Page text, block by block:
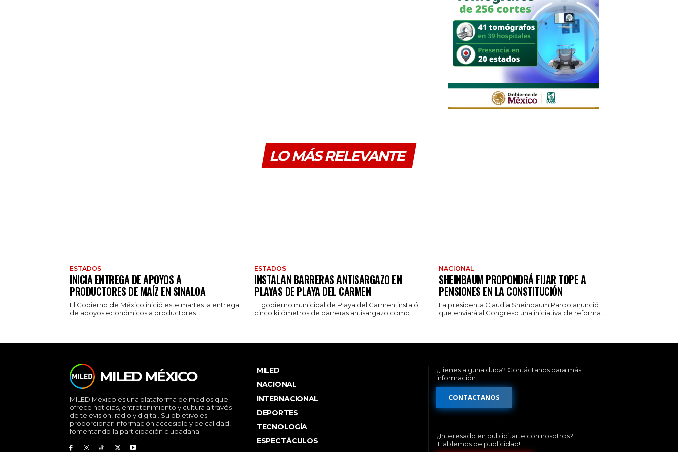
LO MÁS RELEVANTE
ESTADOS
INICIA ENTREGA DE APOYOS A
PRODUCTORES DE MAÍZ EN SINALOA
El Gobierno de México inició este martes la entrega
de apoyos económicos a productores...
ESTADOS
INSTALAN BARRERAS ANTISARGAZO EN
PLAYAS DE PLAYA DEL CARMEN
El gobierno municipal de Playa del Carmen instaló
cinco kilómetros de barreras antisargazo como...
NACIONAL
SHEINBAUM PROPONDRÁ FIJAR TOPE A
PENSIONES EN LA CONSTITUCIÓN
La presidenta Claudia Sheinbaum Pardo anunció
que enviará al Congreso una iniciativa de reforma...
MILED MÉXICO
MILED México es una plataforma de medios que
ofrece noticias, entretenimiento y cultura a través
de televisión, radio y digital. Su objetivo es
proporcionar información accesible y de calidad,
fomentando la participación ciudadana.
MILED
NACIONAL
INTERNACIONAL
DEPORTES
TECNOLOGÍA
ESPECTÁCULOS
¿Tienes alguna duda? Contáctanos para más
información.
CONTACTANOS
¿Interesado en publicitarte con nosotros?
¡Hablemos de publicidad!